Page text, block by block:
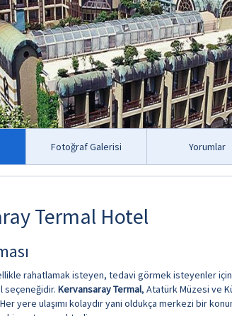
Fotoğraf Galerisi Yorumlar
Termal Hotel
rahatlamak isteyen, tedavi görmek isteyenler için
seçeneğidir. Kervansaray Termal, Atatürk Müzesi ve
yere ulaşımı kolaydır yani oldukça merkezi bir